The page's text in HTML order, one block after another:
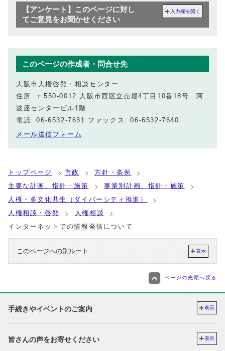
【アンケート】このページに対し
てご意見をお聞かせください
入力欄を開く
このページの作成者・問合せ先
大阪市人権啓発・相談センター
住所: 〒550-0012 大阪市西区立売堀4丁目10番18号 阿
波座センタービル1階
電話: 06-6532-7631 ファックス: 06-6532-7640
メール送信フォーム
トップページ 市政
方針・条例
主要な計画、指針・施策
事業別計画、指針・施策
人権・多文化共生（ダイバーシティ推進）
人権相談・啓発
人権相談
インターネットでの情報発信について
このページへの別ルート 表示
ページの先頭へ戻る
手続きやイベントのご案内 表示
皆さんの声をお寄せください 表示